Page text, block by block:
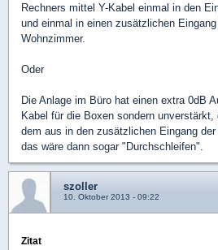
Rechners mittel Y-Kabel einmal in den
und einmal in einen zusätzlichen
Wohnzimmer.
Oder
Die Anlage im Büro hat einen extra 0dB
Kabel für die Boxen sondern
dem aus in den zusätzlichen Eingang der
das wäre dann sogar "Durchschleifen".
szoller
10. Oktober 2013 - 09:22
Zitat